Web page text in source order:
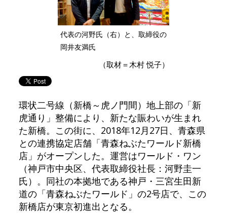
代表の河野氏（右）と、取締役の
岡井友満氏
（取材＝木村 悦子）
環状二号線（新橋～虎ノ門間）地上部の「新
虎通り」整備により、新たな賑わいが生まれ
た新橋。この街に、2018年12月27日、青森県
との連携協定店舗「青森ねぶたワールド新橋
店」がオープンした。運営はワールド・ワン
（神戸市中央区、代表取締役社長：河野圭一
氏）。同社の本拠地である神戸・三宮生田新
道の「青森ねぶたワールド」の2号店で、この
新橋店が東京初進出となる。